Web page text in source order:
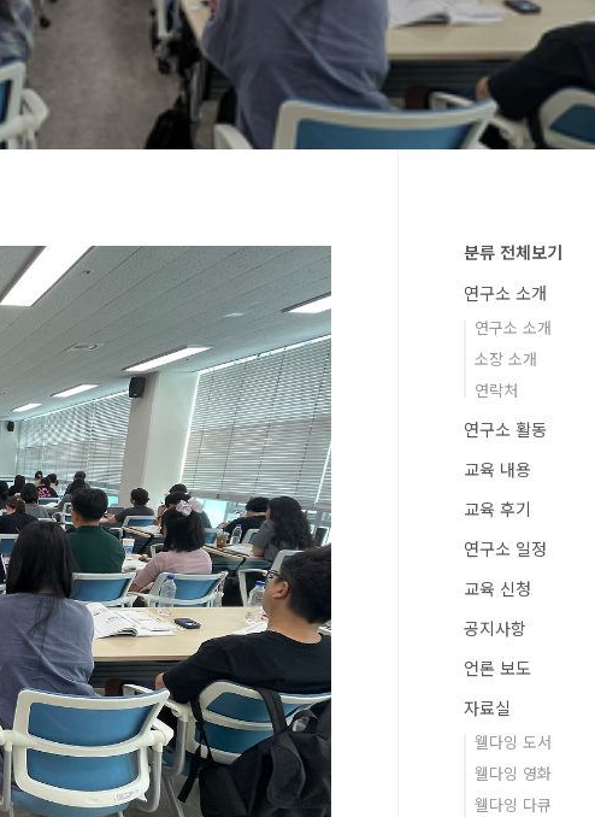
분류 전체보기
연구소 소개
연구소 소개
소장 소개
연락처
연구소 활동
교육 내용
교육 후기
연구소 일정
교육 신청
공지사항
언론 보도
자료실
웰다잉 도서
웰다잉 영화
웰다잉 다큐